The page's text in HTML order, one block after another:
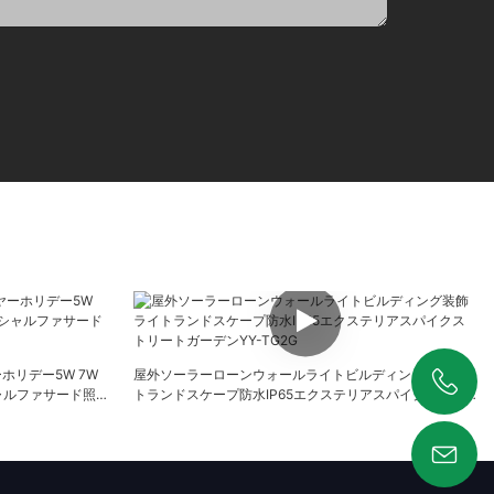
リデー5W 7W
ファサード照明
屋外ソーラーローンウォールライトビルディング装飾ライ
トランドスケープ防水IP65エクステリアスパイクストリ